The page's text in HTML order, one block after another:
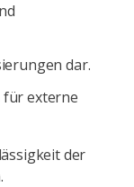
dar.
für externe
der